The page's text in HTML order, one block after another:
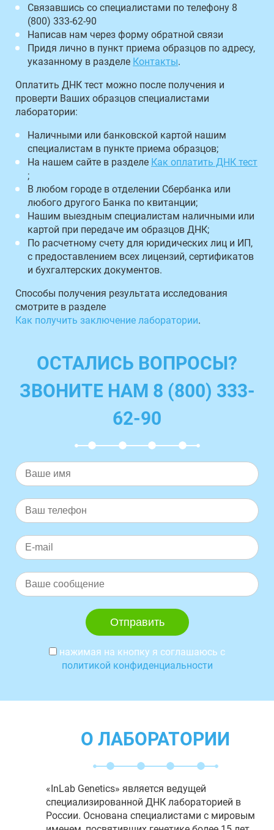
Связавшись со специалистами по телефону 8
(800) 333-62-90
Написав нам через форму обратной связи
Придя лично в пункт приема образцов по адресу,
указанному в разделе Контакты.
Оплатить ДНК тест можно после получения и
проверти Ваших образцов специалистами
лаборатории:
Наличными или банковской картой нашим
специалистам в пункте приема образцов;
На нашем сайте в разделе Как оплатить ДНК тест
;
В любом городе в отделении Сбербанка или
любого другого Банка по квитанции;
Нашим выездным специалистам наличными или
картой при передаче им образцов ДНК;
По расчетному счету для юридических лиц и ИП,
с предоставлением всех лицензий, сертификатов
и бухгалтерских документов.
Способы получения результата исследования
смотрите в разделе
Как получить заключение лаборатории.
ОСТАЛИСЬ ВОПРОСЫ?
ЗВОНИТЕ НАМ 8 (800) 333-
62-90
нажимая на кнопку я соглашаюсь с
политикой конфиденциальности
О ЛАБОРАТОРИИ
«InLab Genetics» является ведущей
специализированной ДНК лабораторией в
России. Основана специалистами с мировым